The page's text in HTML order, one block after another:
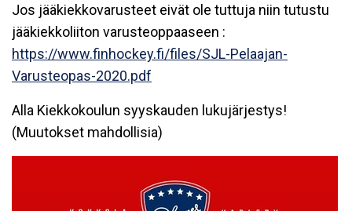
Jos jääkiekkovarusteet eivät ole tuttuja niin tutustu
jääkiekkoliiton varusteoppaaseen :
https://www.finhockey.fi/files/SJL-Pelaajan-
Varusteopas-2020.pdf
Alla Kiekkokoulun syyskauden lukujärjestys!
(Muutokset mahdollisia)